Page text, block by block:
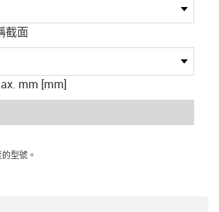
截面
mm [mm]
型號。